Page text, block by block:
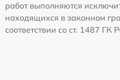
работ выполняются
находящихся в законном
соответствии со ст. 1487 ГК